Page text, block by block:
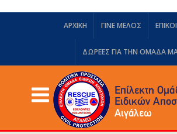
ΑΡΧΙΚΗ ΓΙΝΕ ΜΕΛΟΣ
ΔΩΡΕΈΣ ΓΙΑ ΤΗΝ ΟΜΆΔΑ